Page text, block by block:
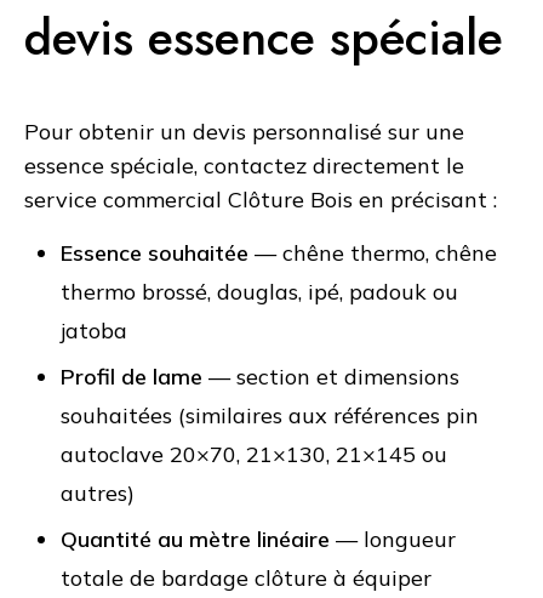
devis essence spéciale
Pour obtenir un devis personnalisé sur une
essence spéciale, contactez directement le
service commercial Clôture Bois en précisant :
Essence souhaitée — chêne thermo, chêne
thermo brossé, douglas, ipé, padouk ou
jatoba
Profil de lame — section et dimensions
souhaitées (similaires aux références pin
autoclave 20×70, 21×130, 21×145 ou
autres)
Quantité au mètre linéaire — longueur
totale de bardage clôture à équiper